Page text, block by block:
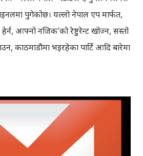
पुगेकोछ। यल्लो नेपाल एप मार्फत,
आफ्नो नजिक'को रेष्टुरेन्ट खोज्न, सस्तो
काठमाडौमा भइरहेका पार्टि आदि बारेमा
नेपाल एप, कम्पिटिसनको फाइनलमा
फाइनलमा यल्लो नेपाल सँगै अन्य
गर्दैछन् । गुगल'ले ९ वटा
स्टार्टअप पब्लिक भोटिङबाट छान्नेछ ।